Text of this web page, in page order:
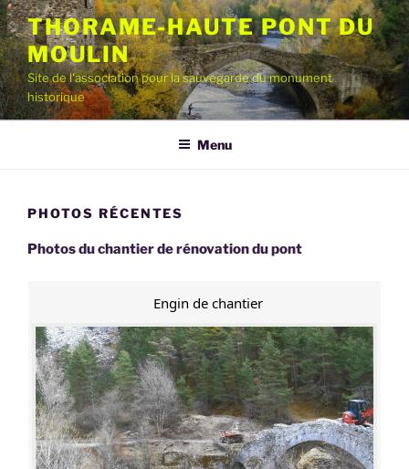
Aller
au
contenu
principal
THORAME-HAUTE PONT DU
MOULIN
Site de l'association pour la sauvegarde du monument
historique
Menu
PHOTOS RÉCENTES
Photos du chantier de rénovation du pont
Engin de chantier